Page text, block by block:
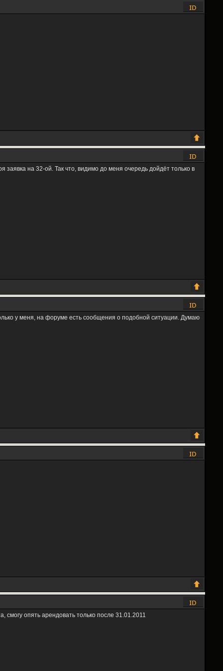
на 32-ой. Так что, видимо до меня очередь дойдёт только в
у меня, на форуме есть сообщения о подобной ситуации. Думаю
опять арендовать только после 31.01.2011